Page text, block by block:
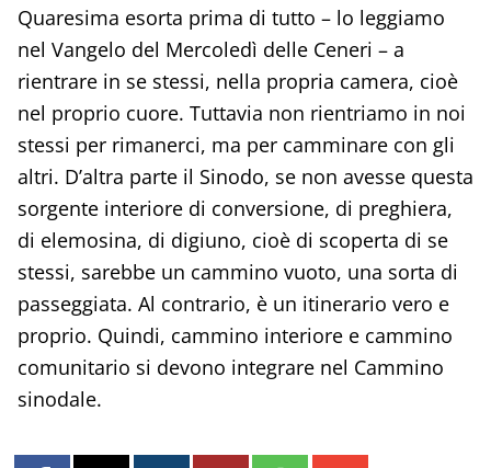
Quaresima esorta prima di tutto – lo leggiamo
nel Vangelo del Mercoledì delle Ceneri – a
rientrare in se stessi, nella propria camera, cioè
nel proprio cuore. Tuttavia non rientriamo in noi
stessi per rimanerci, ma per camminare con gli
altri. D’altra parte il Sinodo, se non avesse questa
sorgente interiore di conversione, di preghiera,
di elemosina, di digiuno, cioè di scoperta di se
stessi, sarebbe un cammino vuoto, una sorta di
passeggiata. Al contrario, è un itinerario vero e
proprio. Quindi, cammino interiore e cammino
comunitario si devono integrare nel Cammino
sinodale.